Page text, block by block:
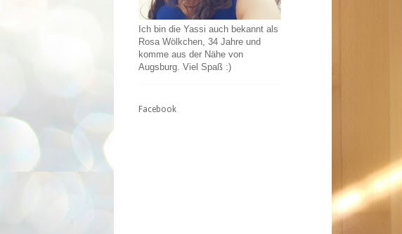
Ich bin die Yassi auch bekannt als
Rosa Wölkchen, 34 Jahre und
komme aus der Nähe von
Augsburg. Viel Spaß :)
Facebook